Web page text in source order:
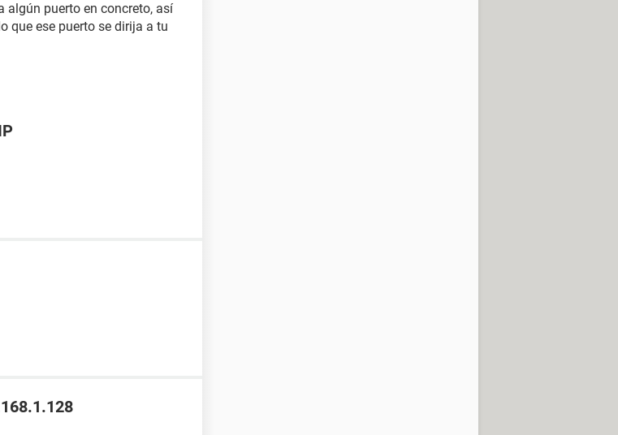
algún puerto en concreto, así
que ese puerto se dirija a tu